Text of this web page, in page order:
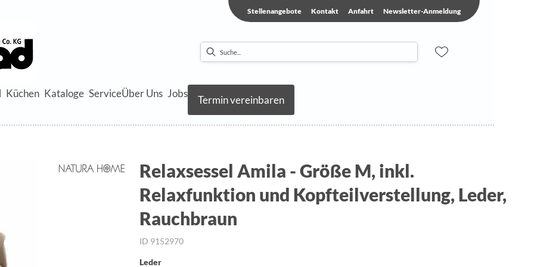
Stellenangebote Kontakt Anfahrt Newsletter-Anmeldung
Küchen Kataloge ServiceÜber Uns Jobs
Termin vereinbaren
Relaxsessel Amila - Größe M, inkl.
Relaxfunktion und Kopfteilverstellung, Leder,
Rauchbraun
ID 9152970
Leder